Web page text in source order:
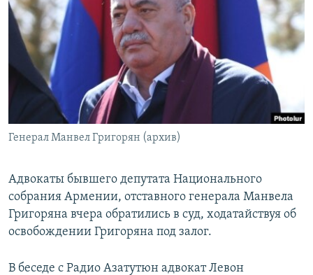
АРХИВ
Հայերեն
English
Русский
Все сайты Радио Азатутюн
Генерал Манвел Григорян (архив)
Адвокаты бывшего депутата Национального
собрания Армении, отставного генерала Манвела
Григоряна вчера обратились в суд, ходатайствуя об
освобождении Григоряна под залог.
В беседе с Радио Азатутюн адвокат Левон